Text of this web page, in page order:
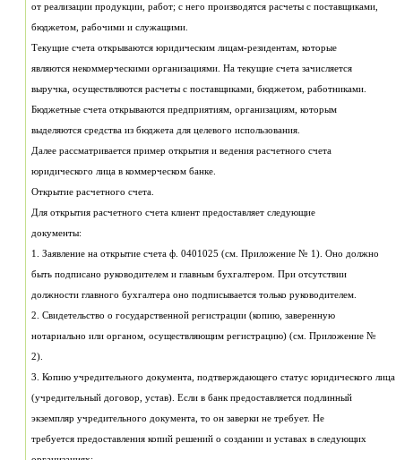
от реализации продукции, работ; с него производятся расчеты с поставщиками,
бюджетом, рабочими и служащими.
Текущие счета открываются юридическим лицам-резидентам, которые
являются некоммерческими организациями. На текущие счета зачисляется
выручка, осуществляются расчеты с поставщиками, бюджетом, работниками.
Бюджетные счета открываются предприятиям, организациям, которым
выделяются средства из бюджета для целевого использования.
Далее рассматривается пример открытия и ведения расчетного счета
юридического лица в коммерческом банке.
Открытие расчетного счета.
Для открытия расчетного счета клиент предоставляет следующие
документы:
1. Заявление на открытие счета ф. 0401025 (см. Приложение № 1). Оно должно
быть подписано руководителем и главным бухгалтером. При отсутствии
должности главного бухгалтера оно подписывается только руководителем.
2. Свидетельство о государственной регистрации (копию, заверенную
нотариально или органом, осуществляющим регистрацию) (см. Приложение №
2).
3. Копию учредительного документа, подтверждающего статус юридического лица
(учредительный договор, устав). Если в банк предоставляется подлинный
экземпляр учредительного документа, то он заверки не требует. Не
требуется предоставления копий решений о создании и уставах в следующих